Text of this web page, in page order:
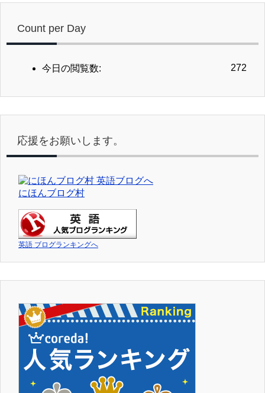
Count per Day
272
今日の閲覧数:
応援をお願いします。
にほんブログ村
英語 ブログランキングへ